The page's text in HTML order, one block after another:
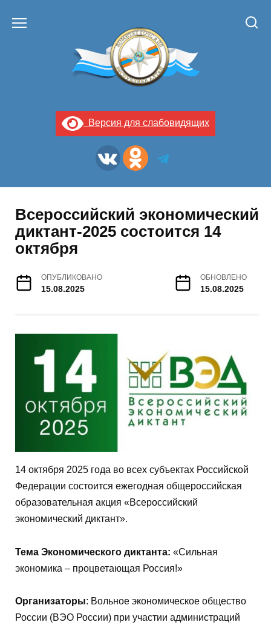
Версия для слабовидящих
Всероссийский экономический
диктант-2025 состоится 14
октября
ОПУБЛИКОВАНО
15.08.2025
ОБНОВЛЕНО
15.08.2025
14 октября 2025 года во всех субъектах Российской
Федерации состоится ежегодная общероссийская
образовательная акция «Всероссийский
экономический диктант».
Тема Экономического диктанта: «Сильная
экономика – процветающая Россия!»
Организаторы: Вольное экономическое общество
России (ВЭО России) при участии администраций